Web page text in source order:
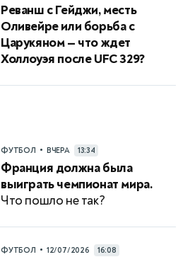
Реванш с Гейджи, месть
Оливейре или борьба с
Царукяном — что ждет
Холлоуэя после UFC 329?
ФУТБОЛ • ВЧЕРА 13:34
Франция должна была
выиграть чемпионат мира.
Что пошло не так?
ФУТБОЛ • 12/07/2026 16:08